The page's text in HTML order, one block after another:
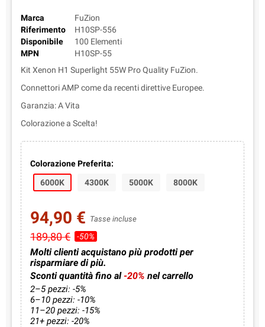
Marca
FuZion
Riferimento
H10SP-556
Disponibile
100 Elementi
MPN
H10SP-55
Kit Xenon H1 Superlight 55W Pro Quality FuZion.
Connettori AMP come da recenti direttive Europee.
Garanzia: A Vita
Colorazione a Scelta!
Colorazione Preferita:
6000K
4300K 5000K 8000K
94,90 € Tasse incluse
189,80 € -50%
Molti clienti acquistano più prodotti per
risparmiare di più.
Sconti quantità fino al-20% nel carrello
2–5 pezzi: -5%
6–10 pezzi: -10%
11–20 pezzi: -15%
21+ pezzi: -20%